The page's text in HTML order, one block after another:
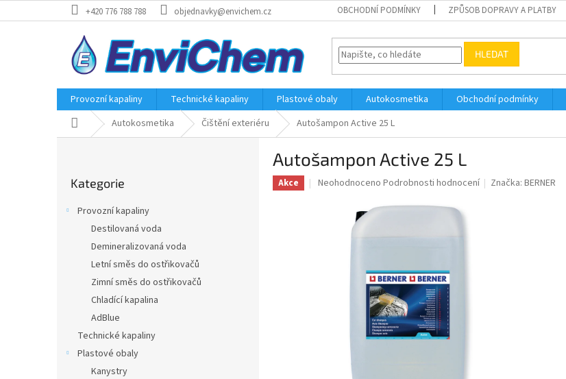
na
+420 776 788 788 objednavky@envichem.cz OBCHODNÍ PODMÍNKY ZPŮSOB DOPRAVY A PLATBY
HLEDAT
Provozní kapaliny Technické kapaliny Plastové obaly Autokosmetika Obchodní podmínky
Domů Autokosmetika Čištění exteriéru Autošampon Active 25 L
kategorie
Kategorie
Provozní kapaliny
Destilovaná voda
Demineralizovaná voda
Letní směs do ostřikovačů
Zimní směs do ostřikovačů
Chladící kapalina
AdBlue
Technické kapaliny
Plastové obaly
Kanystry
Autošampon Active 25 L
Akce
Průměrné
Neohodnoceno Podrobnosti hodnocení Značka:BERNER